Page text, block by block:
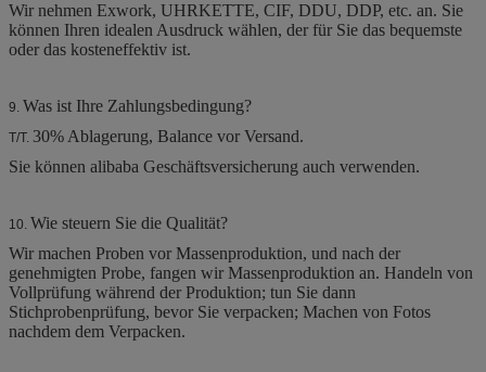
Wir nehmen Exwork, UHRKETTE, CIF, DDU, DDP, etc. an. Sie
können Ihren idealen Ausdruck wählen, der für Sie das bequemste
oder das kosteneffektiv ist.
9. Was ist Ihre Zahlungsbedingung?
T/T. 30% Ablagerung, Balance vor Versand.
Sie können alibaba Geschäftsversicherung auch verwenden.
10. Wie steuern Sie die Qualität?
Wir machen Proben vor Massenproduktion, und nach der
genehmigten Probe, fangen wir Massenproduktion an. Handeln von
Vollprüfung während der Produktion; tun Sie dann
Stichprobenprüfung, bevor Sie verpacken; Machen von Fotos
nachdem dem Verpacken.